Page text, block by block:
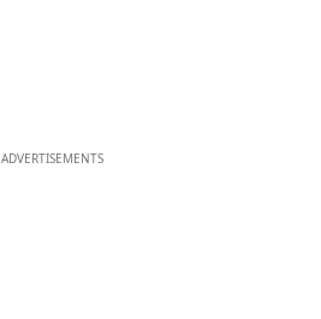
ADVERTISEMENTS